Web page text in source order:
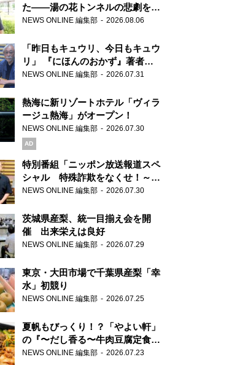
た――湯の花トンネルの悲劇を語
り継ぐ男性
NEWS ONLINE 編集部 2026.08.06
「昨日もキュウリ、今日もキュウ
リ」 『にほんのおかず』著者が
見つけた家庭料理の知恵
NEWS ONLINE 編集部 2026.07.31
熱海に新リゾートホテル「ヴィラ
ージュ熱海」がオープン！
NEWS ONLINE 編集部 2026.07.30
AD
特別番組「ニッポン放送報道スペ
シャル 特殊詐欺をなくせ！～被
害者・加害者・警視庁が語るトク
NEWS ONLINE 編集部 2026.07.30
茨城県産梨、統一目揃え会を開
催 出来栄えは良好
NEWS ONLINE 編集部 2026.07.29
東京・大田市場で千葉県産梨「幸
水」初競り
NEWS ONLINE 編集部 2026.07.25
夏帆もびっくり！？「やよい軒」
の『〜だし香る〜牛肉豆腐定食』
が香り高すぎる
NEWS ONLINE 編集部 2026.07.23